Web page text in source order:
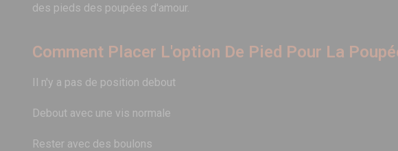
des pieds des poupées d'amour.
Comment Placer L'option De Pied Pour La
Il n'y a pas de position debout
Debout avec une vis normale
Rester avec des boulons